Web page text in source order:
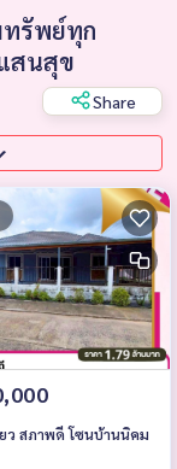
ทรัพย์ทุก
สนสุข
Share
ว สภาพดี โซนบ้านนิคม